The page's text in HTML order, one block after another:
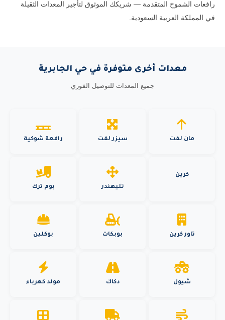
رافعات الشموخ المتقدمة — شريكك الموثوق لتأجير المعدات الثقيلة
في المملكة العربية السعودية.
معدات أخرى متوفرة في حي الجابرية
جميع المعدات للتوصيل الفوري
مان لفت سيزر لفت رافعة شوكية
كرين
تليهندر
بوم ترك
تاور كرين بوبكات بوكلين
شيول دكاك مولد كهرباء